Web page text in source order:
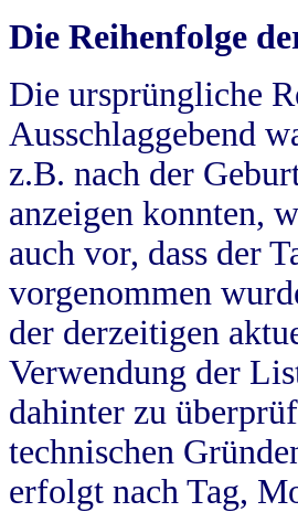
Die Reihenfolge
Die ursprüngliche
Ausschlaggebend
z.B. nach der
anzeigen konnten,
auch vor, dass der
vorgenommen
der derzeitigen
Verwendung der
dahinter zu
technischen
erfolgt nach Tag,